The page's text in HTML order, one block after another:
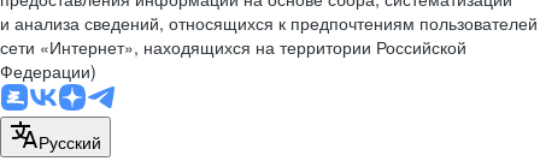
и анализа сведений, относящихся к предпочтениям пользователей
сети «Интернет», находящихся на территории Российской
Федерации)
Русский